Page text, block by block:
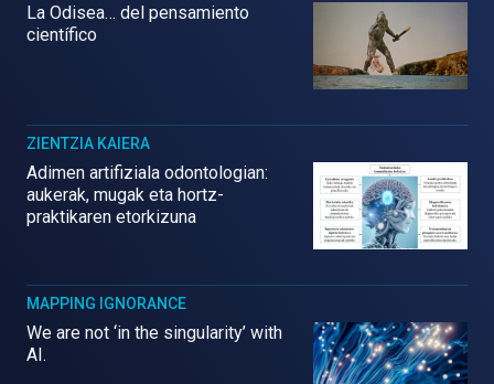
La Odisea… del pensamiento
científico
ZIENTZIA KAIERA
Adimen artifiziala odontologian:
aukerak, mugak eta hortz-
praktikaren etorkizuna
MAPPING IGNORANCE
We are not ‘in the singularity’ with
AI.